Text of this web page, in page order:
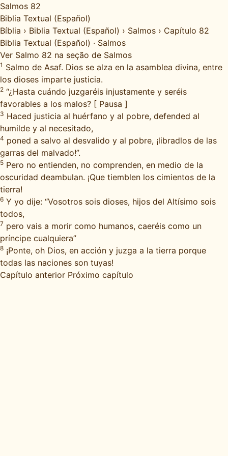
Salmos 82
Biblia Textual (Español)
Bíblia › Biblia Textual (Español) › Salmos › Capítulo 82
Biblia Textual (Español) · Salmos
Ver Salmo 82 na seção de Salmos
1 Salmo de Asaf. Dios se alza en la asamblea divina, entre
los dioses imparte justicia.
2 “¿Hasta cuándo juzgaréis injustamente y seréis
favorables a los malos? [ Pausa ]
3 Haced justicia al huérfano y al pobre, defended al
humilde y al necesitado,
4 poned a salvo al desvalido y al pobre, ¡libradlos de las
garras del malvado!”.
5 Pero no entienden, no comprenden, en medio de la
oscuridad deambulan. ¡Que tiemblen los cimientos de la
tierra!
6 Y yo dije: “Vosotros sois dioses, hijos del Altísimo sois
todos,
7 pero vais a morir como humanos, caeréis como un
príncipe cualquiera”
8 ¡Ponte, oh Dios, en acción y juzga a la tierra porque
todas las naciones son tuyas!
Capítulo anterior Próximo capítulo